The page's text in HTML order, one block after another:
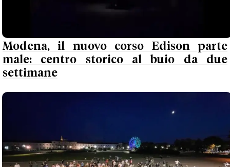
Modena, il nuovo corso Edison parte
male: centro storico al buio da due
settimane